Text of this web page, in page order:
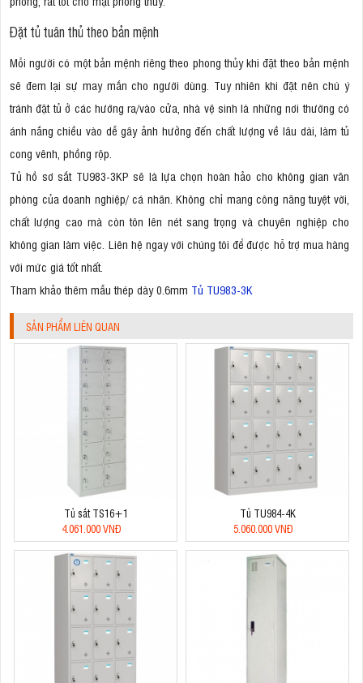
Đặt tủ tuân thủ theo bản mệnh
Mỗi người có một bản mệnh riêng theo phong thủy khi đặt theo bản mệnh
sẽ đem lại sự may mắn cho người dùng. Tuy nhiên khi đặt nên chú ý
tránh đặt tủ ở các hướng ra/vào cửa, nhà vệ sinh là những nơi thường có
ánh nắng chiều vào dễ gây ảnh hưởng đến chất lượng về lâu dài, làm tủ
cong vênh, phồng rộp.
Tủ hồ sơ sắt TU983-3KP sẽ là lựa chọn hoàn hảo cho không gian văn
phòng của doanh nghiệp/ cá nhân. Không chỉ mang công năng tuyệt vời,
chất lượng cao mà còn tôn lên nét sang trọng và chuyên nghiệp cho
không gian làm việc. Liên hệ ngay với chúng tôi để được hỗ trợ mua hàng
với mức giá tốt nhất.
Tham khảo thêm mẫu thép dày 0.6mm Tủ TU983-3K
SẢN PHẨM LIÊN QUAN
Tủ sắt TS16+1
4.061.000 VNĐ
Tủ TU984-4K
5.060.000 VNĐ